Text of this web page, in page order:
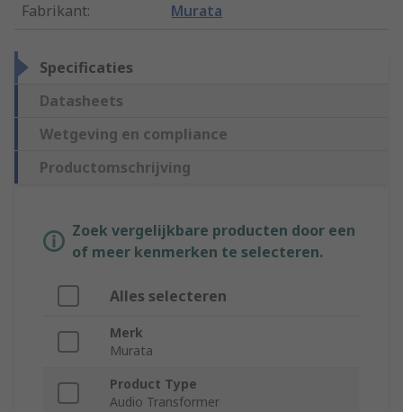
Fabrikant: Murata
Specificaties
Datasheets
Wetgeving en compliance
Productomschrijving
Zoek vergelijkbare producten door een
of meer kenmerken te selecteren.
Alles selecteren
Merk
Murata
Product Type
Audio Transformer